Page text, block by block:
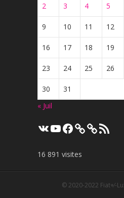
2 3 4 5
9 10 11 12
16 17 18 19
23 24 25 26
30
31
« Juil
VK YouTube
Facebook Flux
RSS
16 891 visites
© 2020-2022 Fiat+⁄-